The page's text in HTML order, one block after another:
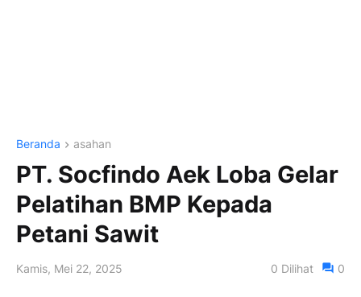
Beranda asahan
PT. Socfindo Aek Loba Gelar
Pelatihan BMP Kepada
Petani Sawit
Kamis, Mei 22, 2025 0 Dilihat 0